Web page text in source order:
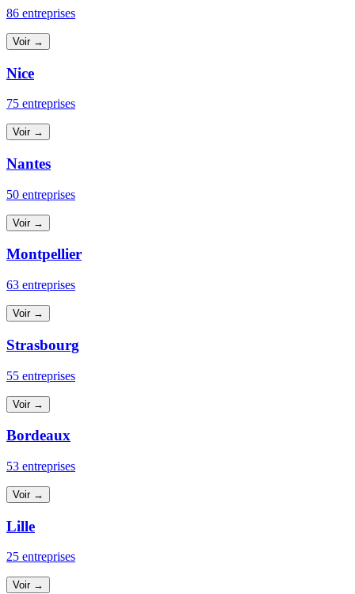
86 entreprises
Voir →
Nice
75 entreprises
Voir →
Nantes
50 entreprises
Voir →
Montpellier
63 entreprises
Voir →
Strasbourg
55 entreprises
Voir →
Bordeaux
53 entreprises
Voir →
Lille
25 entreprises
Voir →